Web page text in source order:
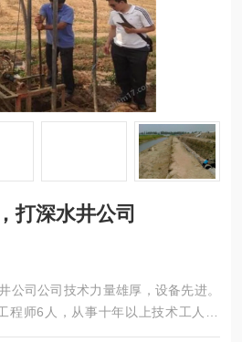
打深水井公司
公司公司技术力量雄厚，设备先进。
程师6人，从事十年以上技术工人13
机三台、SPJ-150四台、YT-300型水